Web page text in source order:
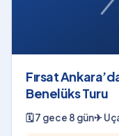
Fırsat
Benelüks Turu
🗓7 gece 8 gün✈